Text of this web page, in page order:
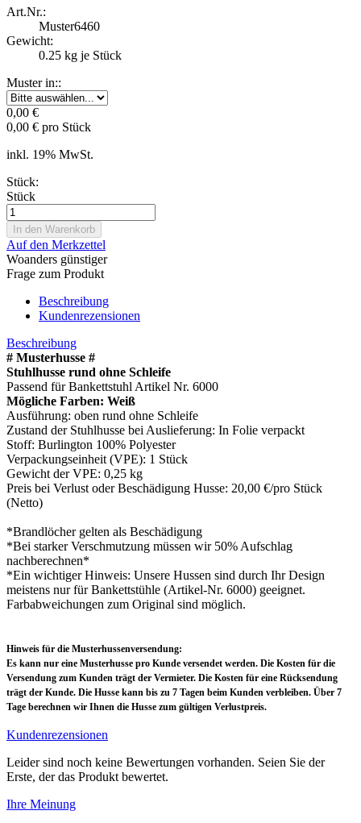
Art.Nr.:
Muster6460
Gewicht:
0.25 kg je Stück
Muster in::
0,00 €
0,00 € pro Stück
inkl. 19% MwSt.
Stück:
Stück
Auf den Merkzettel
Woanders günstiger
Frage zum Produkt
Beschreibung
Kundenrezensionen
Beschreibung
# Musterhusse #
Stuhlhusse rund ohne Schleife
Passend für Bankettstuhl Artikel Nr. 6000
Mögliche Farben: Weiß
Ausführung: oben rund ohne Schleife
Zustand der Stuhlhusse bei Auslieferung: In Folie verpackt
Stoff: Burlington 100% Polyester
Verpackungseinheit (VPE): 1 Stück
Gewicht der VPE: 0,25 kg
Preis bei Verlust oder Beschädigung Husse: 20,00 €/pro Stück
(Netto)
*Brandlöcher gelten als Beschädigung
*Bei starker Verschmutzung müssen wir 50% Aufschlag
nachberechnen*
*Ein wichtiger Hinweis: Unsere Hussen sind durch Ihr Design
meistens nur für Bankettstühle (Artikel-Nr. 6000) geeignet.
Farbabweichungen zum Original sind möglich.
Hinweis für die Musterhussenversendung:
Es kann nur eine Musterhusse pro Kunde versendet werden. Die Kosten für die
Versendung zum Kunden trägt der Vermieter. Die Kosten für eine Rücksendung
trägt der Kunde. Die Husse kann bis zu 7 Tagen beim Kunden verbleiben. Über 7
Tage berechnen wir Ihnen die Husse zum gültigen Verlustpreis.
Kundenrezensionen
Leider sind noch keine Bewertungen vorhanden. Seien Sie der
Erste, der das Produkt bewertet.
Ihre Meinung